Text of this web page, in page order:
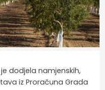
dodjela namjenskih,
iz Proračuna Grada